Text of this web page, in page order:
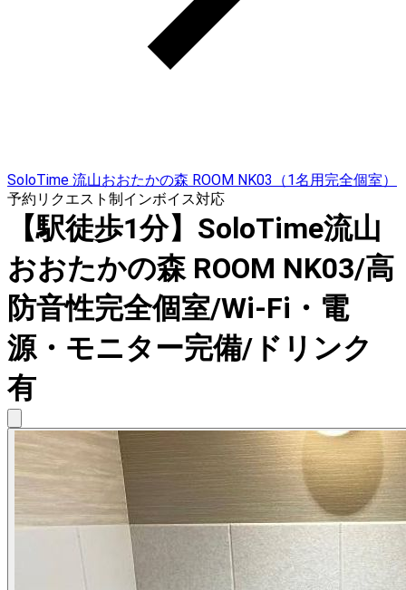
SoloTime 流山おおたかの森 ROOM NK03（1名用完全個室）
予約リクエスト制インボイス対応
【駅徒歩1分】SoloTime流山
おおたかの森 ROOM NK03/高
防音性完全個室/Wi-Fi・電
源・モニター完備/ドリンク
有